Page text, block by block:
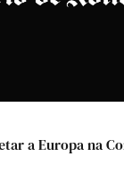
a Europa na